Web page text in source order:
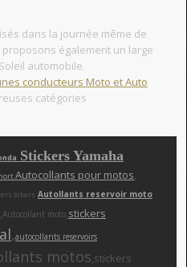
dans la journée même de
également un large
automobile.
conducteurs Moto et Auto
catégories
Stickers Yamaha
Autocollants pour motos,
bikers Autollants reservoir moto
,Autocollant moto,stickers
l,autocollants reservoirs
motos,stickers